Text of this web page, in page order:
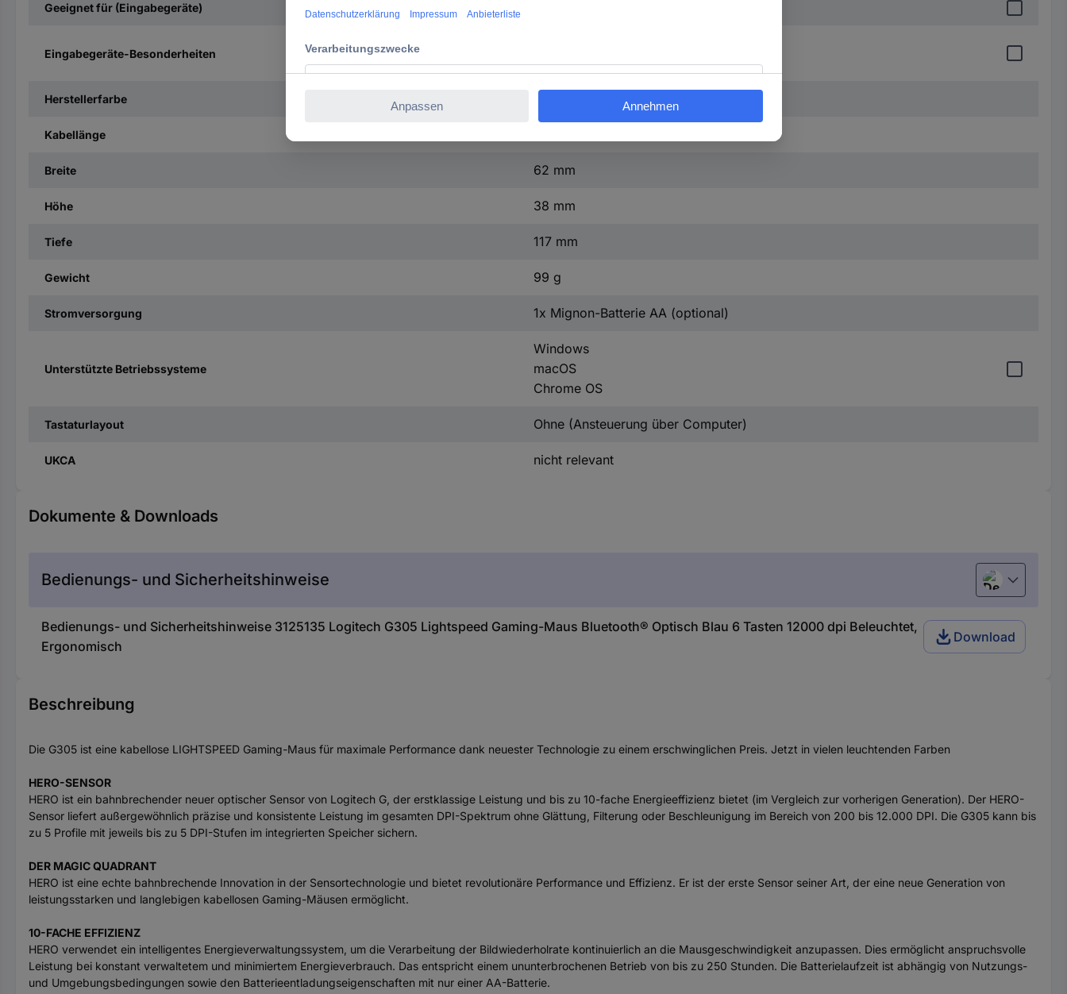
Geeignet für (Eingabegeräte)
Eingabegeräte-Besonderheiten
Ergonomisch
Herstellerfarbe
Kabellänge
Breite 62 mm
Höhe 38 mm
Tiefe 117 mm
Gewicht 99 g
Stromversorgung 1x Mignon-Batterie AA (optional)
Unterstützte Betriebssysteme
Windows
macOS
Chrome OS
Tastaturlayout Ohne (Ansteuerung über Computer)
UKCA nicht relevant
Dokumente & Downloads
Bedienungs- und Sicherheitshinweise Deutsch
Bedienungs- und Sicherheitshinweise 3125135 Logitech G305 Lightspeed Gaming-Maus Bluetooth® Optisch Blau 6 Tasten 12000 dpi Beleuchtet,
Ergonomisch
Download
Beschreibung
Die G305 ist eine kabellose LIGHTSPEED Gaming-Maus für maximale Performance dank neuester Technologie zu einem erschwinglichen Preis. Jetzt in vielen leuchtenden Farben
HERO-SENSOR
HERO ist ein bahnbrechender neuer optischer Sensor von Logitech G, der erstklassige Leistung und bis zu 10-fache Energieeffizienz bietet (im Vergleich zur vorherigen Generation). Der HERO-
Sensor liefert außergewöhnlich präzise und konsistente Leistung im gesamten DPI-Spektrum ohne Glättung, Filterung oder Beschleunigung im Bereich von 200 bis 12.000 DPI. Die G305 kann bis
zu 5 Profile mit jeweils bis zu 5 DPI-Stufen im integrierten Speicher sichern.
DER MAGIC QUADRANT
HERO ist eine echte bahnbrechende Innovation in der Sensortechnologie und bietet revolutionäre Performance und Effizienz. Er ist der erste Sensor seiner Art, der eine neue Generation von
leistungsstarken und langlebigen kabellosen Gaming-Mäusen ermöglicht.
10-FACHE EFFIZIENZ
HERO verwendet ein intelligentes Energieverwaltungssystem, um die Verarbeitung der Bildwiederholrate kontinuierlich an die Mausgeschwindigkeit anzupassen. Dies ermöglicht anspruchsvolle
Leistung bei konstant verwaltetem und minimiertem Energieverbrauch. Das entspricht einem ununterbrochenen Betrieb von bis zu 250 Stunden. Die Batterielaufzeit ist abhängig von Nutzungs-
und Umgebungsbedingungen sowie den Batterieentladungseigenschaften mit nur einer AA-Batterie.